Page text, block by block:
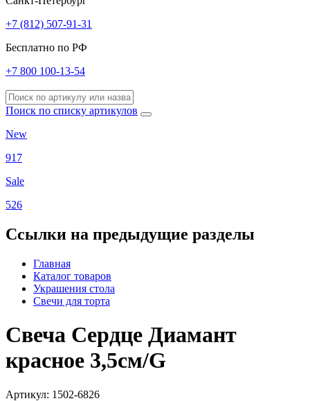
+7 (812) 507-91-31
Бесплатно по РФ
+7 800 100-13-54
Поиск по списку артикулов
New
917
Sale
526
Ссылки на предыдущие разделы
Главная
Каталог товаров
Украшения стола
Свечи для торта
Свеча Сердце Диамант
красное 3,5см/G
Артикул: 1502-6826